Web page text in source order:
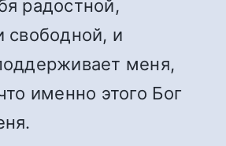
радостной,
свободной, и
меня,
именно этого Бог